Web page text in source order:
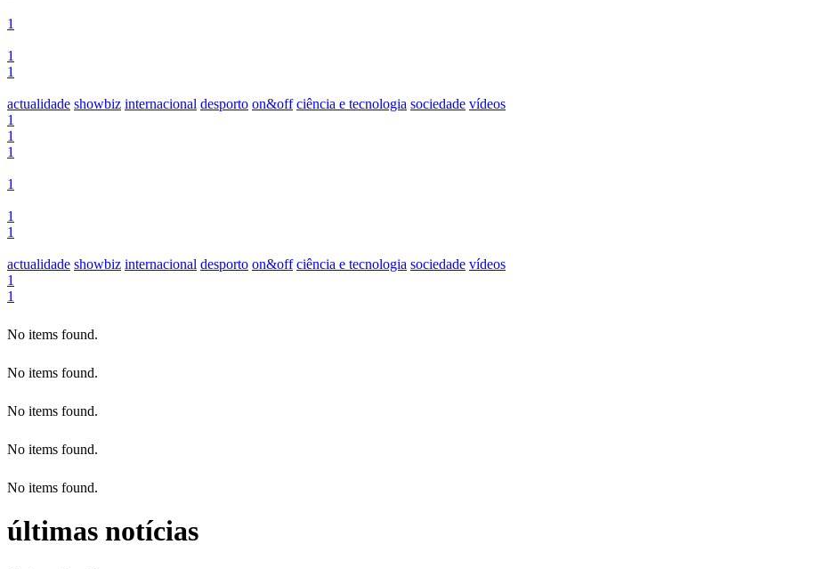
1
1
1
actualidade showbiz internacional desporto on&off ciência e tecnologia sociedade vídeos
1
1
1
1
1
1
actualidade showbiz internacional desporto on&off ciência e tecnologia sociedade vídeos
1
1
No items found.
No items found.
No items found.
No items found.
No items found.
últimas notícias